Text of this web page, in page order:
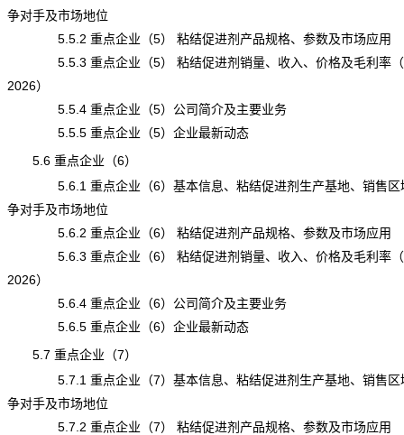
争对手及市场地位
5.5.2 重点企业（5） 粘结促进剂产品规格、参数及市场应用
5.5.3 重点企业（5） 粘结促进剂销量、收入、价格及毛利率（
2026）
5.5.4 重点企业（5）公司简介及主要业务
5.5.5 重点企业（5）企业最新动态
5.6 重点企业（6）
5.6.1 重点企业（6）基本信息、粘结促进剂生产基地、销售区
争对手及市场地位
5.6.2 重点企业（6） 粘结促进剂产品规格、参数及市场应用
5.6.3 重点企业（6） 粘结促进剂销量、收入、价格及毛利率（
2026）
5.6.4 重点企业（6）公司简介及主要业务
5.6.5 重点企业（6）企业最新动态
5.7 重点企业（7）
5.7.1 重点企业（7）基本信息、粘结促进剂生产基地、销售区
争对手及市场地位
5.7.2 重点企业（7） 粘结促进剂产品规格、参数及市场应用